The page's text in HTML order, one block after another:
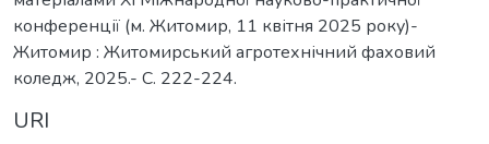
конференції (м. Житомир, 11 квітня 2025 року)-
Житомир : Житомирський агротехнічний фаховий
коледж, 2025.- С. 222-224.
URI